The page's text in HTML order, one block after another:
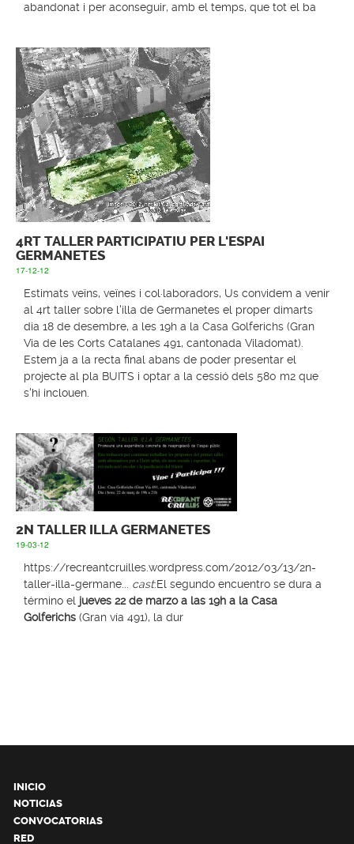
abandonat i per aconseguir, amb el temps, que tot el ba
4RT TALLER PARTICIPATIU PER L'ESPAI
GERMANETES
17-12-12
Estimats veïns, veïnes i col·laboradors, Us convidem a venir
al 4rt taller sobre l'illa de Germanetes el proper dimarts
dia 18 de desembre, a les 19h a la Casa Golferichs (Gran
Via de les Corts Catalanes 491, cantonada Viladomat).
Estem ja a la recta final abans de poder presentar el
projecte al pla BUITS i optar a la cessió dels 580 m2 que
s'hi inclouen.
2N TALLER ILLA GERMANETES
19-03-12
https://recreantcruilles.wordpress.com/2012/03/13/2n-
taller-illa-germane...
cast:El segundo encuentro se dura a
término el jueves 22 de marzo a las 19h a la Casa
Golferichs (Gran vía 491), la dur
INICIO
NOTICIAS
CONVOCATORIAS
RED